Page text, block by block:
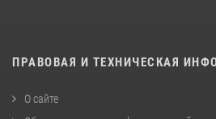
ПРАВОВАЯ И ТЕХНИЧЕСКАЯ
О сайте